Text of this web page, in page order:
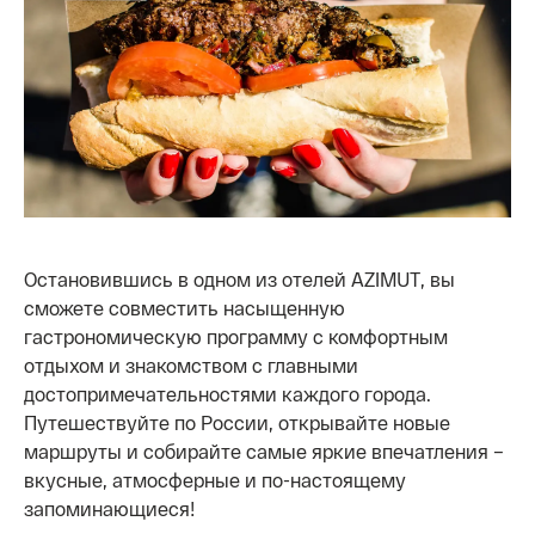
Остановившись в одном из отелей AZIMUT, вы
сможете совместить насыщенную
гастрономическую программу с комфортным
отдыхом и знакомством с главными
достопримечательностями каждого города.
Путешествуйте по России, открывайте новые
маршруты и собирайте самые яркие впечатления –
вкусные, атмосферные и по-настоящему
запоминающиеся!